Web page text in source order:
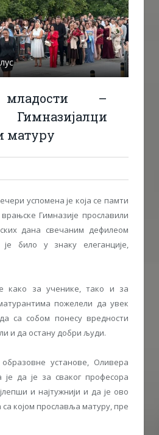
–
матуру
успомена је која се памти
Гимназије прославили
дана свечаним дефилеом
било у знаку елеганције,
како за ученике, тако и за
пожелели да увек
са собом понесу вредности
и да остану добри људи.
установе, Оливера
је да је за сваког професора
и најтужнији и да је ово
којом прославља матуру, пре